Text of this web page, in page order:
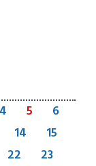
4 5
6
14
15
22
23